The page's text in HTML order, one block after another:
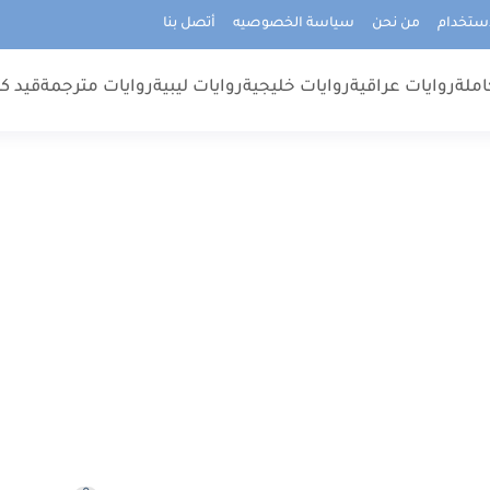
من نحن سياسة الخصوصيه أتصل بنا
روايات عراقيةروايات خليجيةروايات ليبيةروايات مترجمةقيد